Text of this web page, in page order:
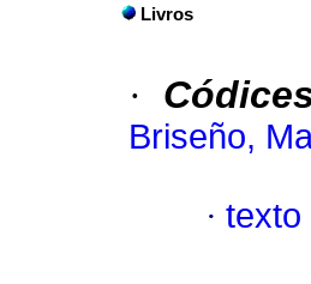
Livros
·
Briseño,
· texto